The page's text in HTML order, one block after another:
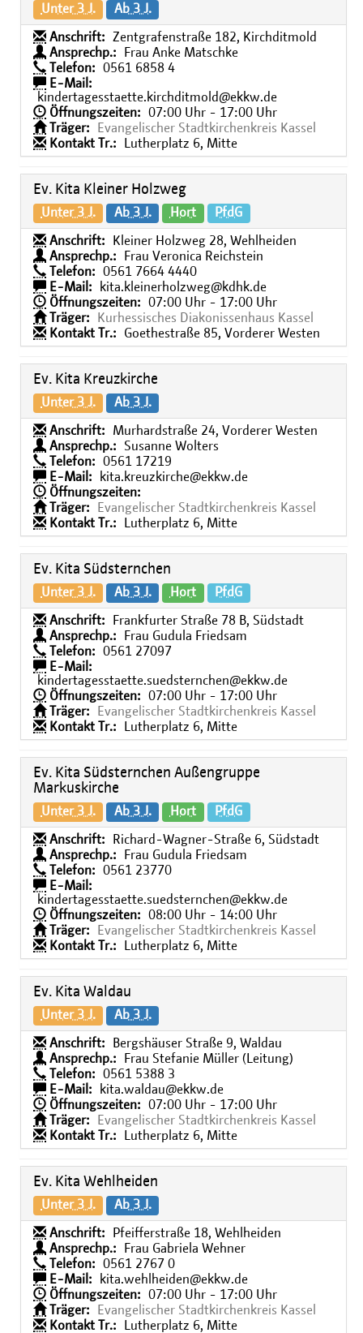
Unter 3 J. Ab 3 J.
Anschrift:
Zentgrafenstraße 182, Kirchditmold
Ansprechp.:
Frau Anke Matschke
Telefon:
0561 6858 4
E-Mail:
kindertagesstaette.kirchditmold@ekkw.de
Öffnungszeiten:
07:00 Uhr - 17:00 Uhr
Träger:
Evangelischer Stadtkirchenkreis Kassel
Kontakt Tr.:
Lutherplatz 6, Mitte
Ev. Kita Kleiner Holzweg
Unter 3 J. Ab 3 J. Hort PfdG
Anschrift:
Kleiner Holzweg 28, Wehlheiden
Ansprechp.:
Frau Veronica Reichstein
Telefon:
0561 7664 4440
E-Mail:
kita.kleinerholzweg@kdhk.de
Öffnungszeiten:
07:00 Uhr - 17:00 Uhr
Träger:
Kurhessisches Diakonissenhaus Kassel
Kontakt Tr.:
Goethestraße 85, Vorderer Westen
Ev. Kita Kreuzkirche
Unter 3 J. Ab 3 J.
Anschrift:
Murhardstraße 24, Vorderer Westen
Ansprechp.:
Susanne Wolters
Telefon:
0561 17219
E-Mail:
kita.kreuzkirche@ekkw.de
Öffnungszeiten:
Träger:
Evangelischer Stadtkirchenkreis Kassel
Kontakt Tr.:
Lutherplatz 6, Mitte
Ev. Kita Südsternchen
Unter 3 J. Ab 3 J. Hort PfdG
Anschrift:
Frankfurter Straße 78 B, Südstadt
Ansprechp.:
Frau Gudula Friedsam
Telefon:
0561 27097
E-Mail:
kindertagesstaette.suedsternchen@ekkw.de
Öffnungszeiten:
07:00 Uhr - 17:00 Uhr
Träger:
Evangelischer Stadtkirchenkreis Kassel
Kontakt Tr.:
Lutherplatz 6, Mitte
Ev. Kita Südsternchen Außengruppe
Markuskirche
Unter 3 J. Ab 3 J. Hort PfdG
Anschrift:
Richard-Wagner-Straße 6, Südstadt
Ansprechp.:
Frau Gudula Friedsam
Telefon:
0561 23770
E-Mail:
kindertagesstaette.suedsternchen@ekkw.de
Öffnungszeiten:
08:00 Uhr - 14:00 Uhr
Träger:
Evangelischer Stadtkirchenkreis Kassel
Kontakt Tr.:
Lutherplatz 6, Mitte
Ev. Kita Waldau
Unter 3 J. Ab 3 J.
Anschrift:
Bergshäuser Straße 9, Waldau
Ansprechp.:
Frau Stefanie Müller (Leitung)
Telefon:
0561 5388 3
E-Mail:
kita.waldau@ekkw.de
Öffnungszeiten:
07:00 Uhr - 17:00 Uhr
Träger:
Evangelischer Stadtkirchenkreis Kassel
Kontakt Tr.:
Lutherplatz 6, Mitte
Ev. Kita Wehlheiden
Unter 3 J. Ab 3 J.
Anschrift:
Pfeifferstraße 18, Wehlheiden
Ansprechp.:
Frau Gabriela Wehner
Telefon:
0561 2767 0
E-Mail:
kita.wehlheiden@ekkw.de
Öffnungszeiten:
07:00 Uhr - 17:00 Uhr
Träger:
Evangelischer Stadtkirchenkreis Kassel
Kontakt Tr.:
Lutherplatz 6, Mitte